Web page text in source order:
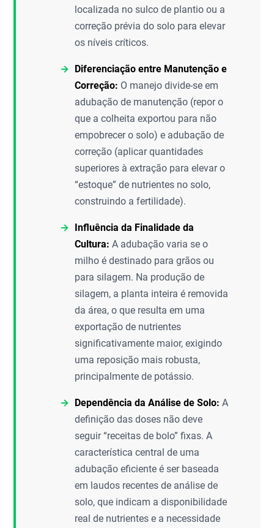
localizada no sulco de plantio ou a
correção prévia do solo para elevar
os níveis críticos.
Diferenciação entre Manutenção e
Correção: O manejo divide-se em
adubação de manutenção (repor o
que a colheita exportou para não
empobrecer o solo) e adubação de
correção (aplicar quantidades
superiores à extração para elevar o
“estoque” de nutrientes no solo,
construindo a fertilidade).
Influência da Finalidade da
Cultura: A adubação varia se o
milho é destinado para grãos ou
para silagem. Na produção de
silagem, a planta inteira é removida
da área, o que resulta em uma
exportação de nutrientes
significativamente maior, exigindo
uma reposição mais robusta,
principalmente de potássio.
Dependência da Análise de Solo: A
definição das doses não deve
seguir “receitas de bolo” fixas. A
característica central de uma
adubação eficiente é ser baseada
em laudos recentes de análise de
solo, que indicam a disponibilidade
real de nutrientes e a necessidade